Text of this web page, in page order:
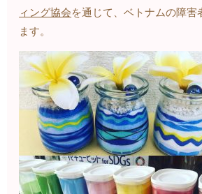
ィング協会を通じて、ベトナムの障害
ます。